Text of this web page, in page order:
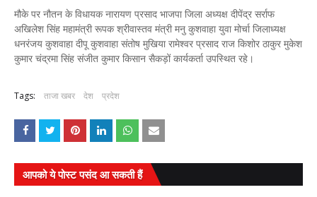
मौके पर नौतन के विधायक नारायण प्रसाद भाजपा जिला अध्यक्ष दीपेंद्र सर्राफ
अखिलेश सिंह महामंत्री रूपक श्रीवास्तव मंत्री मनु कुशवाहा युवा मोर्चा जिलाध्यक्ष
धनरंजय कुशवाहा दीपू कुशवाहा संतोष मुखिया रामेश्वर प्रसाद राज किशोर ठाकुर मुकेश
कुमार चंद्रमा सिंह संजीत कुमार किसान सैकड़ों कार्यकर्ता उपस्थित रहे।
Tags: ताजा खबर देश प्रदेश
आपको ये पोस्ट पसंद आ सकती हैं